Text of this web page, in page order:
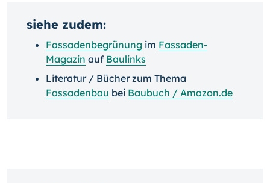
siehe zudem:
Fassadenbegrünung im Fassaden-
Magazin auf Baulinks
Literatur / Bücher zum Thema
Fassadenbau bei Baubuch / Amazon.de